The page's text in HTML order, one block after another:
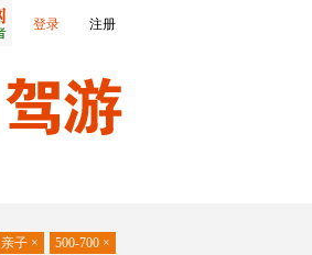
登录 注册
亲子 × 500-700 ×